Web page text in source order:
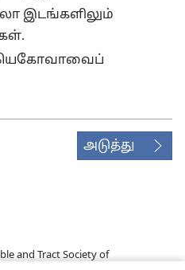
இடங்களிலும்
யெகோவாவைப்
அடுத்து
and Tract Society of